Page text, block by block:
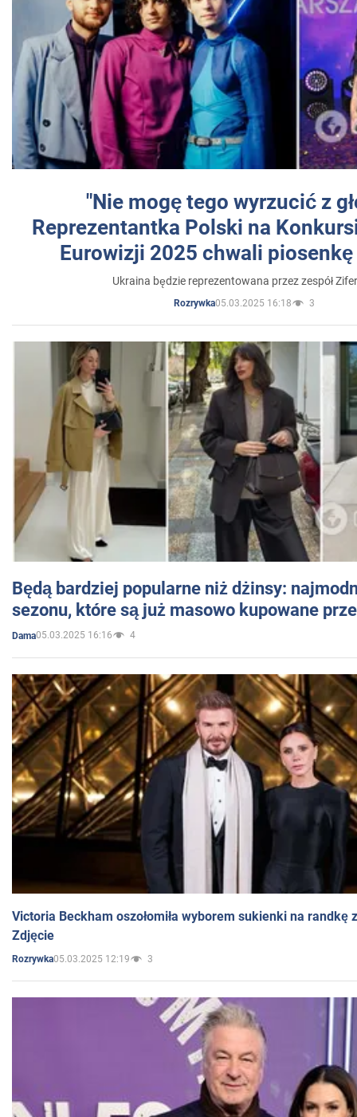
"Nie mogę tego wyrzucić z
Reprezentantka Polski na
Eurowizji 2025 chwali
Ukraina będzie reprezentowana przez zespół
Rozrywka05.03.2025 16:18 3
Będą bardziej popularne niż dżinsy:
sezonu, które są już masowo kupowane
Dama05.03.2025 16:16 4
Victoria Beckham oszołomiła wyborem sukienki na randkę
Zdjęcie
Rozrywka05.03.2025 12:19 3